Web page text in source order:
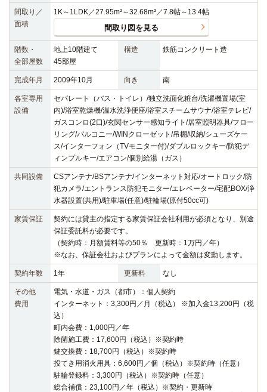
間取り／
面積
1K～1LDK／27.95m²～32.68m²／7.8帖～13.4帖
間取り図を見る
階数・
全部屋数
地上10階建て
45部屋
構造 鉄筋コンクリート造
完成年月 2009年10月 向き 南
各室専用
設備
セパレート（バス・トイレ）/独立洗面化粧台/洗濯機置場(室
内)/浴室乾燥機/温水洗浄便座/浴室スチームサウナ/浴室テレビ/
ガスコンロ(2口)/玄関センサー感知ライト/居室照明器具/フロー
リング/バルコニー/WINクローゼット/吊棚/収納/シューズケー
ス/インターフォン（TVモニター付)/ダブルロックキー/防犯デ
ィンプルキー/エアコン/個別給湯（ガス）
共同設備
CSアンテナ/BSアンテナ/インターネット対応/オートロック/防
犯カメラ/エントランス防犯モニター/エレベーター/宅配BOX/浄
水器設置(共用)/駐車場(任意)/駐輪場(原付50cc可)
家賃保証
契約には貸主の指定する家賃保証会社利用が必須となり、別途
保証委託料が必要です。
（契約時：月額賃料等の50％ 更新時：1万円／年）
※なお、保証会社およびプランによって金額は変動します。
契約年数 1年 更新料 なし
その他
費用
電気・水道・ガス（都市）：個人契約
インターネット：3,300円／月（税込） ※加入金13,200円（税
込）
町内会費：1,000円／年
除菌施工費：17,600円（税込）※契約時
鍵交換費：18,700円（税込）※契約時
投てき用消火用具：6,600円／個（税込）※契約時（任意）
駐輪登録料：3,300円（税込）※契約時（任意）
総合補償：23,100円／年（税込）※契約・更新時